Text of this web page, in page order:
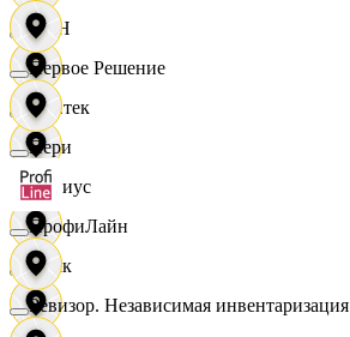
СИН
Синтек
Сириус
Смак
Первое Решение
Пери
ПрофиЛайн
Ревизор. Независимая инвентаризация